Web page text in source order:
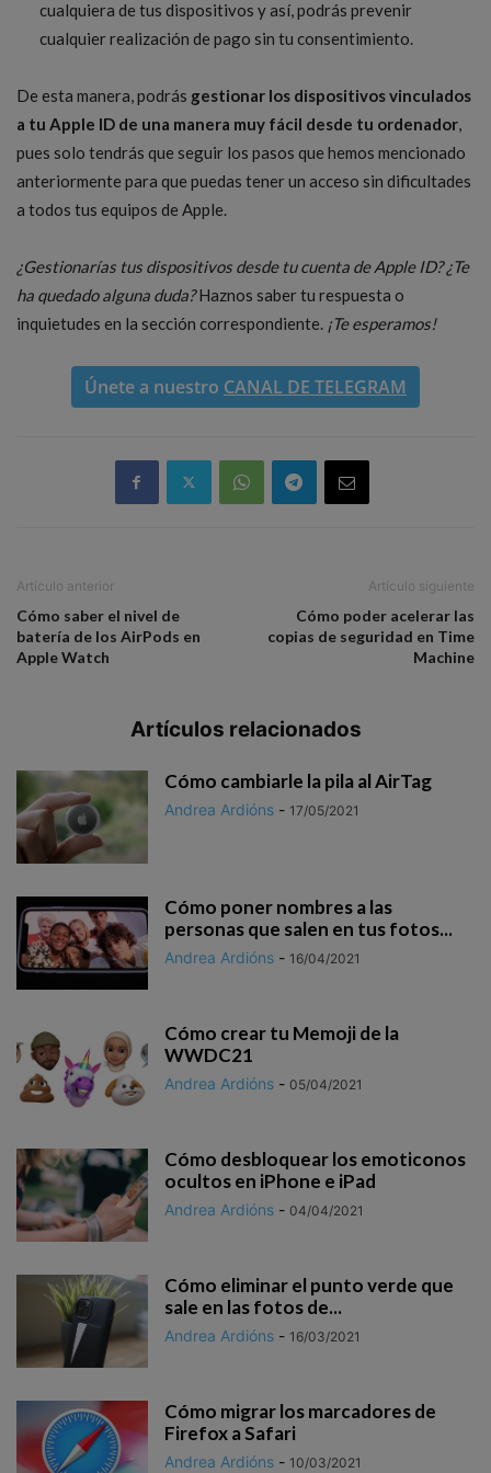
cualquiera de tus dispositivos y así, podrás prevenir
cualquier realización de pago sin tu consentimiento.
De esta manera, podrás gestionar los dispositivos vinculados
a tu Apple ID de una manera muy fácil desde tu ordenador
pues solo tendrás que seguir los pasos que hemos mencionado
anteriormente para que puedas tener un acceso sin dificultades
a todos tus equipos de Apple.
¿Gestionarías tus dispositivos desde tu cuenta de Apple ID? ¿Te
ha quedado alguna duda?Haznos saber tu respuesta o
inquietudes en la sección correspondiente. ¡Te esperamos!
Únete a nuestro CANAL DE TELEGRAM
Artículo anterior
Cómo saber el nivel de
batería de los AirPods en
Apple Watch
Artículo siguiente
Cómo poder acelerar las
copias de seguridad en Time
Machine
Artículos relacionados
Cómo cambiarle la pila al AirTag
Andrea Ardións - 17/05/2021
Cómo poner nombres a las
personas que salen en tus fotos...
Andrea Ardións - 16/04/2021
Cómo crear tu Memoji de la
WWDC21
Andrea Ardións - 05/04/2021
Cómo desbloquear los emoticonos
ocultos en iPhone e iPad
Andrea Ardións - 04/04/2021
Cómo eliminar el punto verde que
sale en las fotos de...
Andrea Ardións - 16/03/2021
Cómo migrar los marcadores de
Firefox a Safari
Andrea Ardións - 10/03/2021